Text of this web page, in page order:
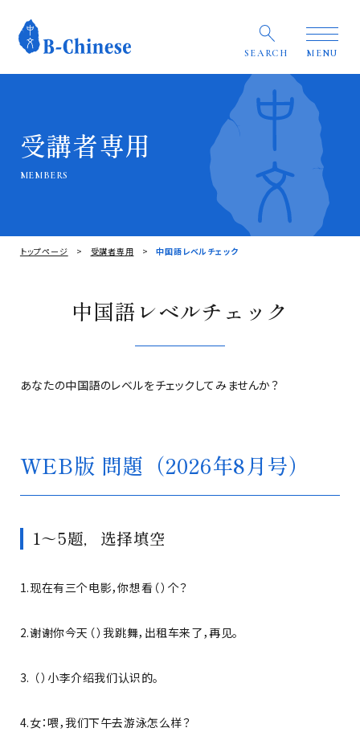
SEARCH MENU
受講者専用
MEMBERS
トップページ 受講者専用 中国語レベルチェック
中国語レベルチェック
あなたの中国語のレベルをチェックしてみませんか？
WEB版 問題（2026年8月号）
1～5题，选择填空
1.现在有三个电影，你想看（ ）个？
2.谢谢你今天（ ）我跳舞，出租车来了，再见。
3. （ ）小李介绍我们认识的。
4.女：喂，我们下午去游泳怎么样？